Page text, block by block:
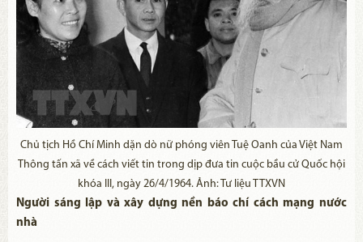
Chủ tịch Hồ Chí Minh dặn dò nữ phóng viên Tuệ Oanh của Việt Nam
Thông tấn xã về cách viết tin trong dịp đưa tin cuộc bầu cử Quốc hội
khóa III, ngày 26/4/1964. Ảnh: Tư liệu TTXVN
Người sáng lập và xây dựng nền báo chí cách mạng nước
nhà